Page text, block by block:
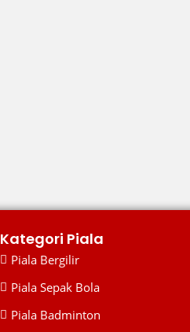
Kategori Piala
Piala Bergilir
Piala Sepak Bola
Piala Badminton